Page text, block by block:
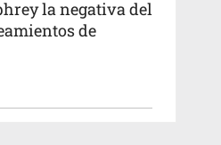
la negativa del
de